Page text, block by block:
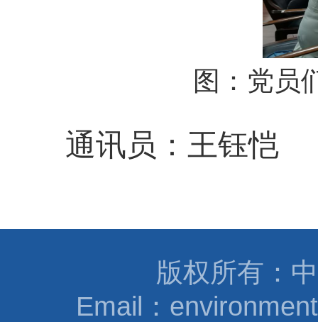
图： 党员
通讯员：王钰恺
版权所有：
Email：